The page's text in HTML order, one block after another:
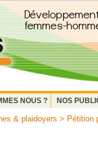
NOUS ? NOS
& plaidoyers > Pétition